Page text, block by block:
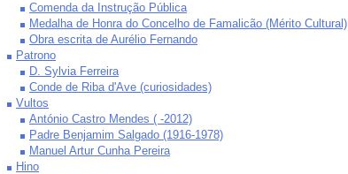
Comenda da Instrução Pública
Medalha de Honra do Concelho de Famalicão (Mérito Cultural)
Obra escrita de Aurélio Fernando
Patrono
D. Sylvia Ferreira
Conde de Riba d'Ave (curiosidades)
Vultos
António Castro Mendes ( -2012)
Padre Benjamim Salgado (1916-1978)
Manuel Artur Cunha Pereira
Hino